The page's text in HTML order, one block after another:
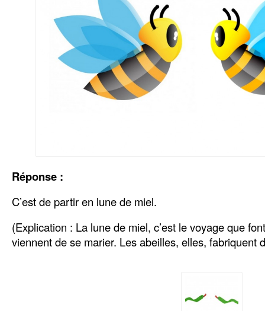
Réponse :
C’est de partir en lune de miel.
(Explication : La lune de miel, c’est le voyage que
viennent de se marier. Les abeilles, elles, fabriquent